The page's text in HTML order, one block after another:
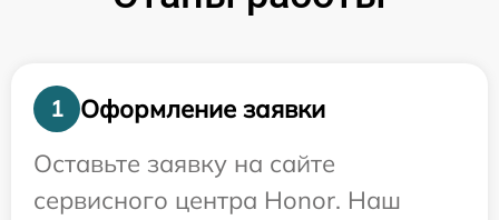
1
Оформление заявки
Оставьте заявку на сайте
сервисного центра Honor. Наш